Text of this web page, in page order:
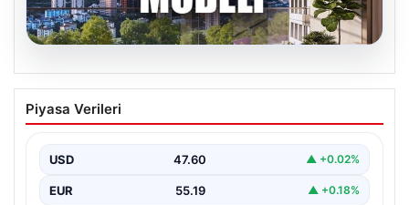
DAP Yapı’dan Yenilikçi Bir Adım: Emlak
Konut Güvencesiyle Kendi Kendini
Hayata Geçiyor
Gayrimenkul sektöründe prestijli ve yenilikçi
projeleriyle tanınan DAP Gayrimenkul Geliştirme, dikkat
Piyasa Verileri
USD 47.60 ▲ +0.02%
EUR 55.19 ▲ +0.18%